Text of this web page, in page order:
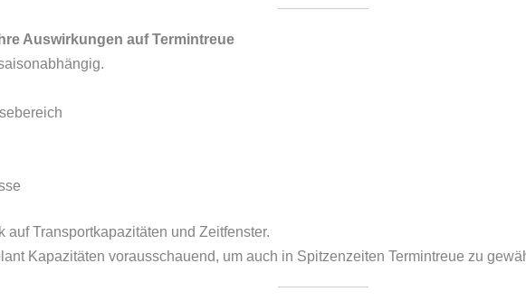
Auswirkungen auf Termintreue
auf Transportkapazitäten und Zeitfenster.
Kapazitäten vorausschauend, um auch in Spitzenzeiten Termintreue zu